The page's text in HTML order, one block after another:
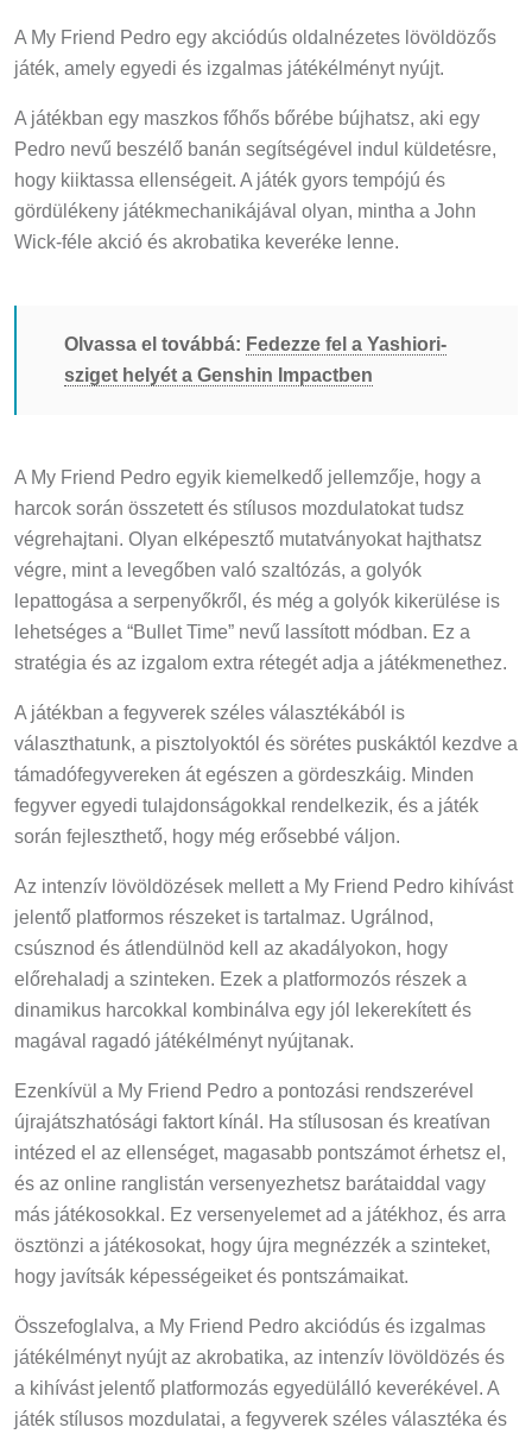
A My Friend Pedro egy akciódús oldalnézetes lövöldözős
játék, amely egyedi és izgalmas játékélményt nyújt.
A játékban egy maszkos főhős bőrébe bújhatsz, aki egy
Pedro nevű beszélő banán segítségével indul küldetésre,
hogy kiiktassa ellenségeit. A játék gyors tempójú és
gördülékeny játékmechanikájával olyan, mintha a John
Wick-féle akció és akrobatika keveréke lenne.
Olvassa el továbbá: Fedezze fel a Yashiori-
sziget helyét a Genshin Impactben
A My Friend Pedro egyik kiemelkedő jellemzője, hogy a
harcok során összetett és stílusos mozdulatokat tudsz
végrehajtani. Olyan elképesztő mutatványokat hajthatsz
végre, mint a levegőben való szaltózás, a golyók
lepattogása a serpenyőkről, és még a golyók kikerülése is
lehetséges a “Bullet Time” nevű lassított módban. Ez a
stratégia és az izgalom extra rétegét adja a játékmenethez.
A játékban a fegyverek széles választékából is
választhatunk, a pisztolyoktól és sörétes puskáktól kezdve a
támadófegyvereken át egészen a gördeszkáig. Minden
fegyver egyedi tulajdonságokkal rendelkezik, és a játék
során fejleszthető, hogy még erősebbé váljon.
Az intenzív lövöldözések mellett a My Friend Pedro kihívást
jelentő platformos részeket is tartalmaz. Ugrálnod,
csúsznod és átlendülnöd kell az akadályokon, hogy
előrehaladj a szinteken. Ezek a platformozós részek a
dinamikus harcokkal kombinálva egy jól lekerekített és
magával ragadó játékélményt nyújtanak.
Ezenkívül a My Friend Pedro a pontozási rendszerével
újrajátszhatósági faktort kínál. Ha stílusosan és kreatívan
intézed el az ellenséget, magasabb pontszámot érhetsz el,
és az online ranglistán versenyezhetsz barátaiddal vagy
más játékosokkal. Ez versenyelemet ad a játékhoz, és arra
ösztönzi a játékosokat, hogy újra megnézzék a szinteket,
hogy javítsák képességeiket és pontszámaikat.
Összefoglalva, a My Friend Pedro akciódús és izgalmas
játékélményt nyújt az akrobatika, az intenzív lövöldözés és
a kihívást jelentő platformozás egyedülálló keverékével. A
játék stílusos mozdulatai, a fegyverek széles választéka és